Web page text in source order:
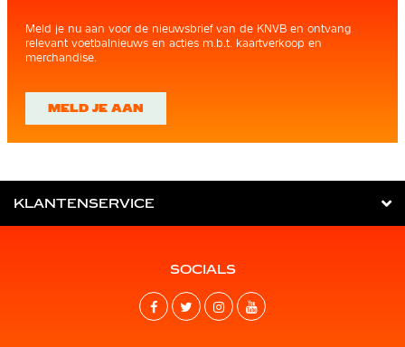
Meld je nu aan voor de nieuwsbrief van de KNVB en ontvang
relevant voetbalnieuws en acties m.b.t. kaartverkoop en
merchandise.
MELD JE AAN
KLANTENSERVICE
SOCIALS